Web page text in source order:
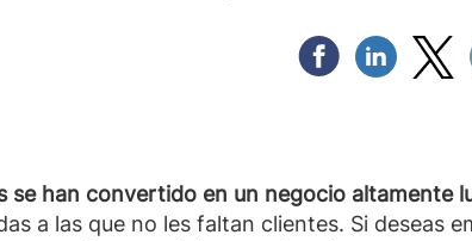
CompartirCompartir
se han convertido en un negocio altamente
a las que no les faltan clientes. Si deseas